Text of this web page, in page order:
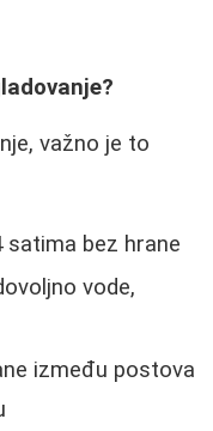
važno je to
satima bez hrane
vode,
između postova